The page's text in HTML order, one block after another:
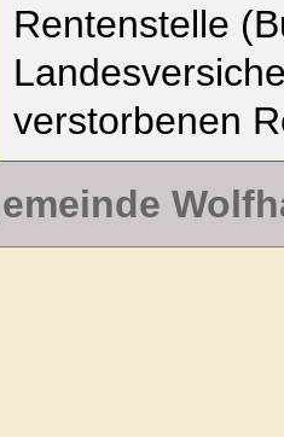
Rentenstelle
verstorbenen